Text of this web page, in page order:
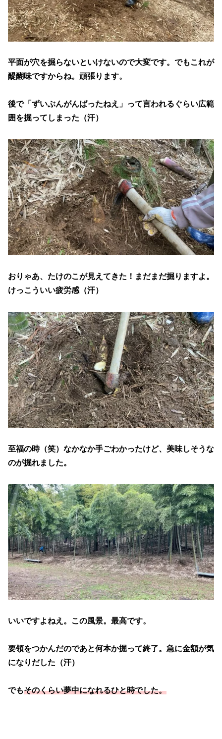
平面が穴を掘らないといけないので大変です。でもこれが
醍醐味ですからね。頑張ります。
後で「ずいぶんがんばったねえ」って言われるぐらい広範
囲を掘ってしまった（汗）
おりゃあ、たけのこが見えてきた！まだまだ掘りますよ。
けっこういい疲労感（汗）
至福の時（笑）なかなか手ごわかったけど、美味しそうな
のが掘れました。
いいですよねえ。この風景。最高です。
要領をつかんだのであと何本か掘って終了。急に金額が気
になりだした（汗）
でもそのくらい夢中になれるひと時でした。